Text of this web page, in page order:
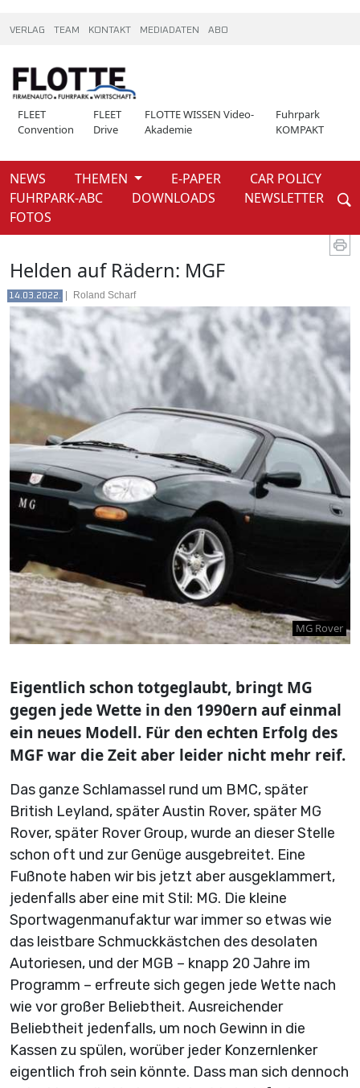
VERLAG TEAM KONTAKT MEDIADATEN ABO
FLEET
Convention
FLEET
Drive
FLOTTE WISSEN Video-
Akademie
Fuhrpark
KOMPAKT
NEWS THEMEN E-PAPER
CAR POLICY
FUHRPARK-ABC
DOWNLOADS
NEWSLETTER
FOTOS
Weiter
News
Helden auf Rädern: MGF
14.03.2022. Roland Scharf
MG Rover
Eigentlich schon totgeglaubt, bringt MG
gegen jede Wette in den 1990ern auf einmal
ein neues Modell. Für den echten Erfolg des
MGF war die Zeit aber leider nicht mehr reif.
Das ganze Schlamassel rund um BMC, später
British Leyland, später Austin Rover, später MG
Rover, später Rover Group, wurde an dieser Stelle
schon oft und zur Genüge ausgebreitet. Eine
Fußnote haben wir bis jetzt aber ausgeklammert,
jedenfalls aber eine mit Stil: MG. Die kleine
Sportwagenmanufaktur war immer so etwas wie
das leistbare Schmuckkästchen des desolaten
Autoriesen, und der MGB – knapp 20 Jahre im
Programm – erfreute sich gegen jede Wette nach
wie vor großer Beliebtheit. Ausreichender
Beliebtheit jedenfalls, um noch Gewinn in die
Kassen zu spülen, worüber jeder Konzernlenker
eigentlich froh sein könnte. Dass man sich dennoch